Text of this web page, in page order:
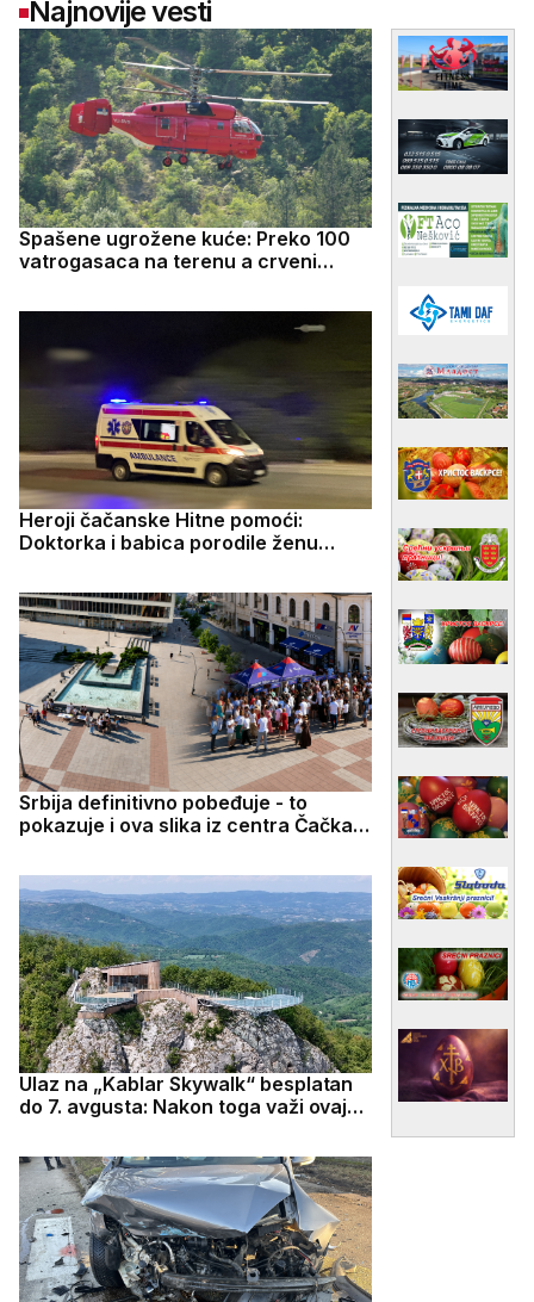
Najnovije vesti
Spašene ugrožene kuće: Preko 100
vatrogasaca na terenu a crveni
iz doline Ibra, vatra zahvatila 80
Heroji čačanske Hitne pomoći:
Doktorka i babica porodile ženu
Srbija definitivno pobeđuje - to
pokazuje i ova slika iz centra Čačka:
pristalice SNS i studentskog pokreta
Ulaz na „Kablar Skywalk“ besplatan
do 7. avgusta: Nakon toga važi ovaj